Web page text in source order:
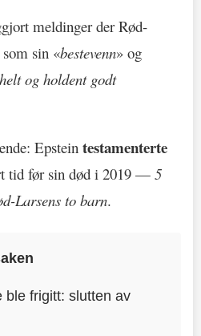
meldinger der Rød-
sin «bestevenn» og
og holdent godt
Epstein testamenterte
tid før sin død i 2019 — 5
Larsens to barn.
ble frigitt: slutten av